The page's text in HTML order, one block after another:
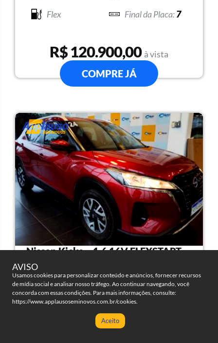
Flex
7
R$ 120.900,00 à vista
COMPRE JÁ
Nissan Kicks – 1.6 16V FLEXSTART
SENSE XTRONIC
4 portas
Automatico
AVISO
Usamos cookies para personalizar conteúdo e anúncios, fornecer recursos
de mídia social e analisar nosso tráfego. Ao continuar navegando, você
concorda com essas condições. Para mais informações, consulte:
https://www.applausoseminovos.com.br/cookies.
Aceito
CLIQUE AQUI PARA AVALIAR
SEU VEÍCULO AGORA!